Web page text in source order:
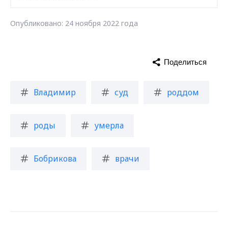
Опубликовано: 24 ноября 2022 года
Владимир суд роддом
роды умерла
Бобрикова врачи
Поделиться